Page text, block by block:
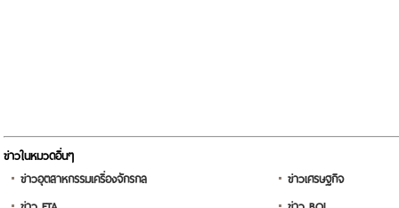
ข่าวในหมวดอื่นๆ
ข่าวอุตสาหกรรมเครื่องจักรกล
ข่าวเศรษฐกิจ